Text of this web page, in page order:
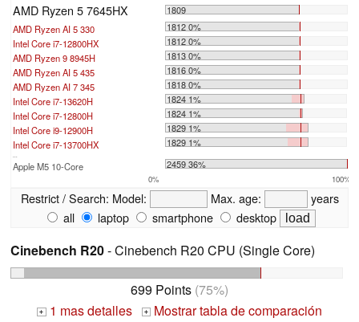
AMD Ryzen 5 7645HX
1809
AMD Ryzen AI 5 330
1812 0%
Intel Core i7-12800HX
1812 0%
AMD Ryzen 9 8945H
1813 0%
AMD Ryzen AI 5 435
1816 0%
AMD Ryzen AI 7 345
1818 0%
Intel Core i7-13620H
1824 1%
Intel Core i7-12800H
1824 1%
Intel Core i9-12900H
1829 1%
Intel Core i7-13700HX
1829 1%
...
Apple M5 10-Core 2459 36%
0% 100%
Restrict / Search: Model: Max. age:
years
all
laptop smartphone desktop
Cinebench R20- Cinebench R20 CPU (Single Core)
699 Points (75%)
+ 1 mas detalles + Mostrar tabla de comparación